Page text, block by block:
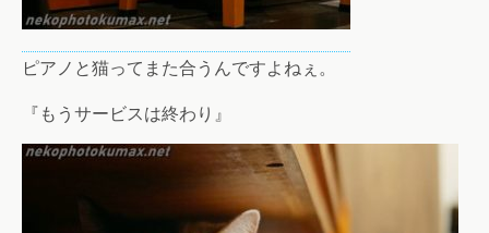
ピアノと猫ってまた合うんですよねぇ。
『もうサービスは終わり』